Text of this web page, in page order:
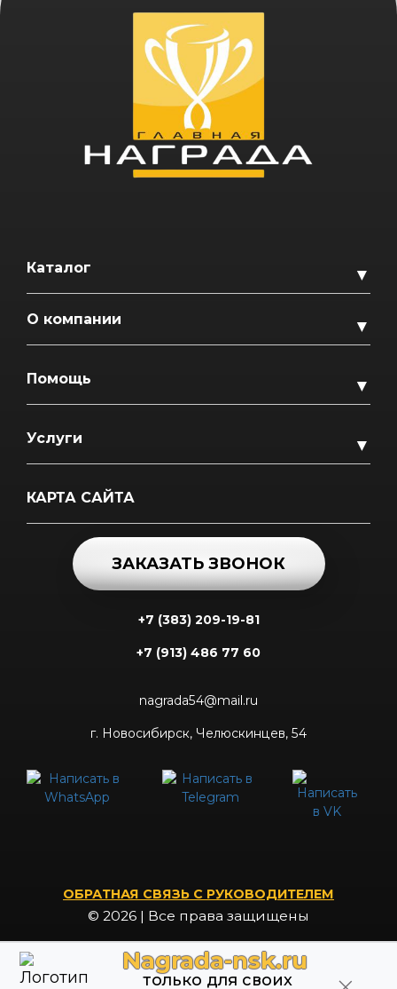
Каталог ▼
О компании ▼
Помощь ▼
Услуги ▼
КАРТА САЙТА
ЗАКАЗАТЬ ЗВОНОК
+7 (383) 209-19-81
+7 (913) 486 77 60
nagrada54@mail.ru
г. Новосибирск, Челюскинцев, 54
ОБРАТНАЯ СВЯЗЬ С РУКОВОДИТЕЛЕМ
© 2026 | Все права защищены
Nagrada-nsk.ru
только для своих